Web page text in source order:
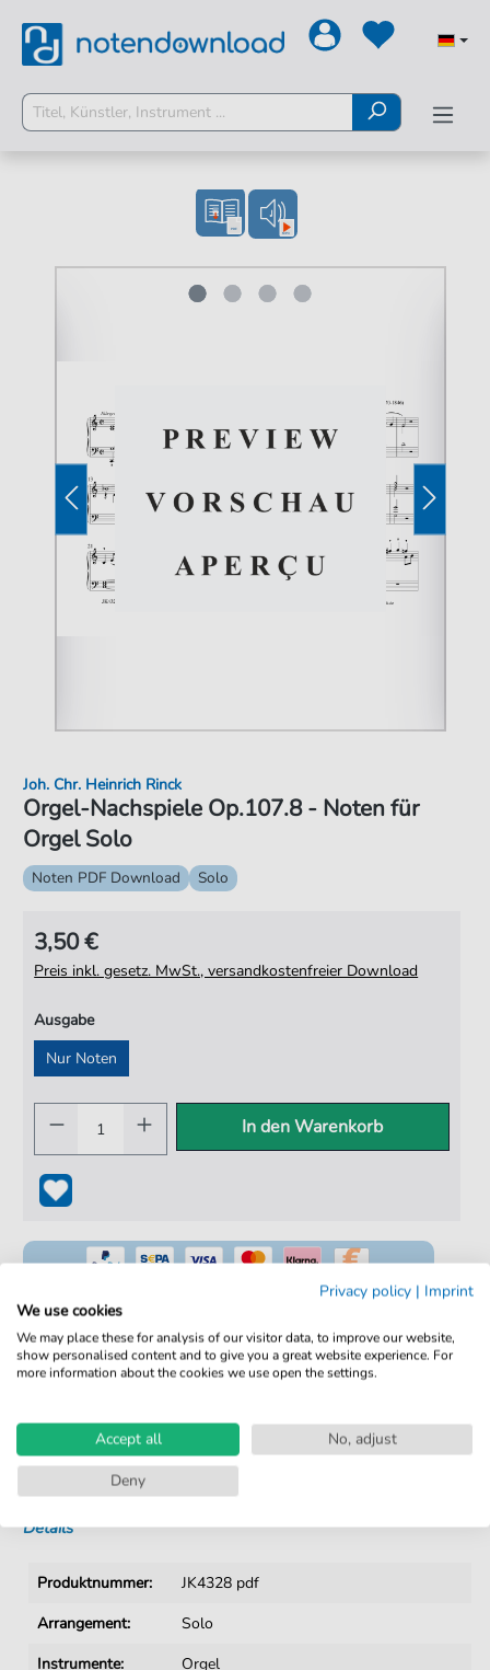
Orgel-Nachspiele Op.107.8 - Noten für
Orgel Solo
Joh. Chr. Heinrich Rinck
Noten PDF Download Solo
3,50 €
Preis inkl. gesetz. MwSt., versandkostenfreier Download
Ausgabe
Nur Noten
In den Warenkorb
100% Legal & Lizenziert
Kein Abo. Fairer Einzelkauf.
Sofortiger Download nach Kauf
Details
Produktnummer:
JK4328 pdf
Arrangement:
Solo
Instrumente:
Orgel
Privacy policy | Imprint
We use cookies
We may place these for analysis of our visitor data, to improve our website,
show personalised content and to give you a great website experience. For
more information about the cookies we use open the settings.
Accept all
No, adjust
Deny